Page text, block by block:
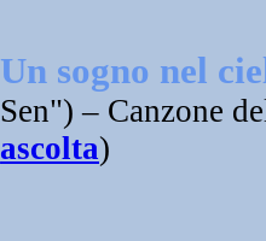
Un sogno nel
Sen") – Canzone
ascolta)